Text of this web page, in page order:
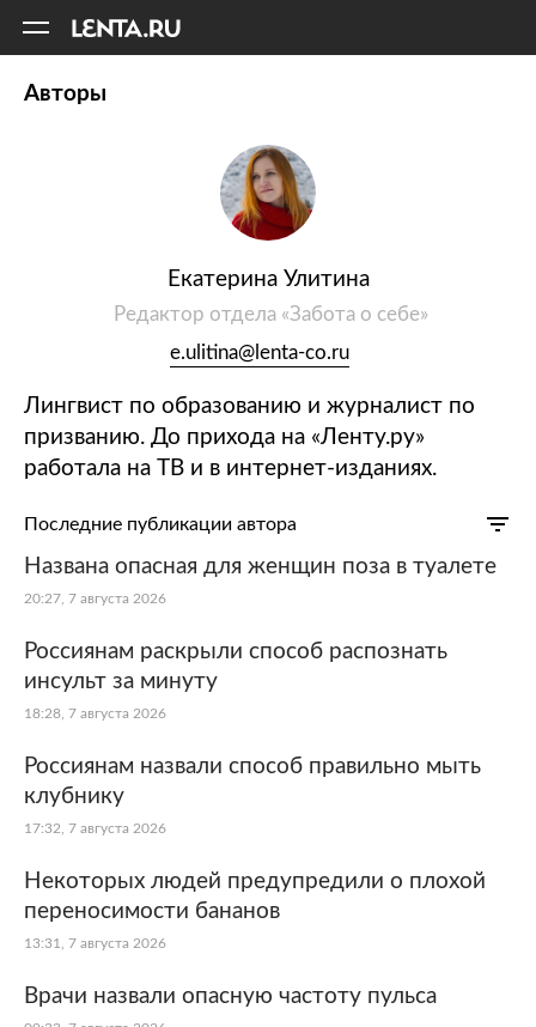
Авторы
Екатерина Улитина
Редактор отдела «Забота о себе»
e.ulitina@lenta-co.ru
Лингвист по образованию и журналист по
призванию. До прихода на «Ленту.ру»
работала на ТВ и в интернет-изданиях.
Последние публикации автора
Названа опасная для женщин поза в туалете
20:27, 7 августа 2026
Россиянам раскрыли способ распознать
инсульт за минуту
18:28, 7 августа 2026
Россиянам назвали способ правильно мыть
клубнику
17:32, 7 августа 2026
Некоторых людей предупредили о плохой
переносимости бананов
13:31, 7 августа 2026
Врачи назвали опасную частоту пульса